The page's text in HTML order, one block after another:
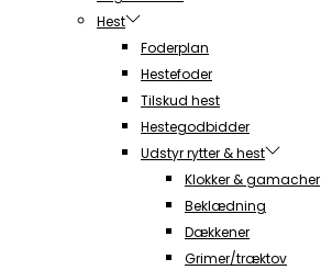
Hest
Foderplan
Hestefoder
Tilskud hest
Hestegodbidder
Udstyr rytter & hest
Klokker & gamacher
Beklædning
Dækkener
Grimer/træktov